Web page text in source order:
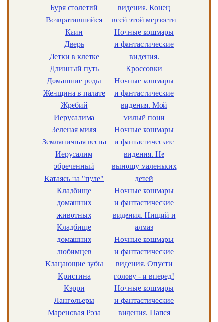
Буря столетий
Возвратившийся
Каин
Дверь
Детки в клетке
Длинный путь
Домашние роды
Женщина в палате
Жребий
Иерусалима
Зеленая миля
Земляничная весна
Иерусалим
обреченный
Катаясь на "пуле"
Кладбище
домашних
животных
Кладбище
домашних
любимцев
Клацающие зубы
Кристина
Кэрри
Лангольеры
Мареновая Роза
видения. Конец
всей этой мерзости
Ночные кошмары
и фантастические
видения.
Кроссовки
Ночные кошмары
и фантастические
видения. Мой
милый пони
Ночные кошмары
и фантастические
видения. Не
выношу маленьких
детей
Ночные кошмары
и фантастические
видения. Нищий и
алмаз
Ночные кошмары
и фантастические
видения. Опусти
голову - и вперед!
Ночные кошмары
и фантастические
видения. Папся